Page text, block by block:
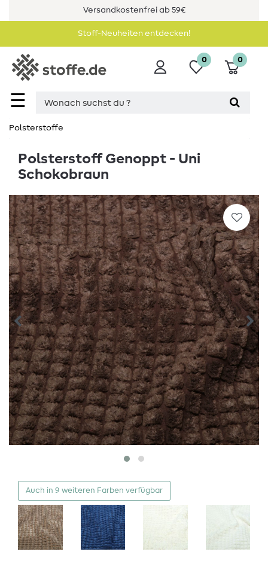
Versandkostenfrei ab 59€
Stoff-Neuheiten entdecken!
☰
0 0
Polsterstoffe
Polsterstoff Genoppt - Uni
Schokobraun
Auch in 9 weiteren Farben verfügbar